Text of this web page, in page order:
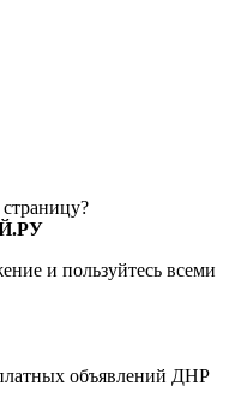
и пользуйтесь всеми
объявлений ДНР